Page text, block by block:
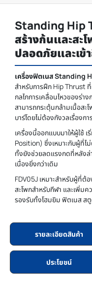
Standing Hip
สร้างก้นและสะ
ปลอดภัยและเข้
เครื่องฟิตเนส Standing
สำหรับการฝึก Hip Thrust
กลไกการเคลื่อนไหวของร่า
สามารถกระตุ้นกล้ามเนื้อสะ
บาร์โดยไม่ต้องกังวลเรื่องก
เครื่องนี้ออกแบบมาให้ผู้ใช้
Position) ซึ่งเหมาะกับผู้ที่ไ
ทั้งยังช่วยลดแรงกดที่หลังล่
เนื่องยิ่งกว่าเดิม
FDV05J เหมาะสำหรับผู้ที่ต้
สะโพกสำหรับกีฬา และเพิ่ม
รองรับทั้งโฮมยิม ฟิตเนส ส
รายละเอียดสินค้า
ประโยชน์